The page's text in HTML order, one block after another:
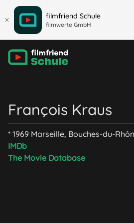
filmfriend Schule
filmwerte GmbH
François Kraus
* 1969 Marseille, Bouches-du-
IMDb
The Movie Database